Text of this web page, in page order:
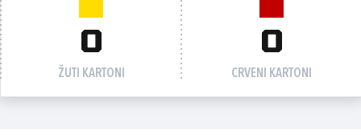
0
ŽUTI KARTONI
0
CRVENI KARTONI